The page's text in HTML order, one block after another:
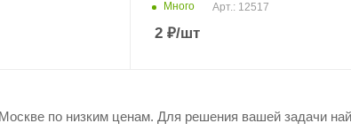
Много Арт.: 12517
2₽/шт
по низким ценам. Для решения вашей задачи